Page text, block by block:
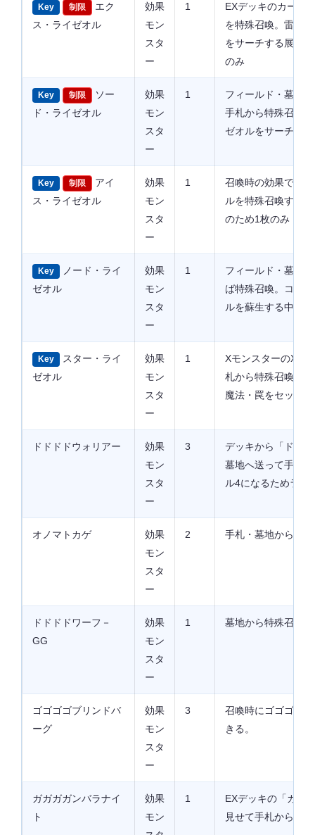
Key 制限
エク
ス・ライゼオル
効果
モン
スタ
ー
1
EXデッキのカード
を特殊召喚。雷族
をサーチする展開
のみ
Key 制限
ソー
ド・ライゼオル
効果
モン
スタ
ー
1
フィールド・墓地
手札から特殊召喚
ゼオルをサーチ。
Key 制限
アイ
ス・ライゼオル
効果
モン
スタ
ー
1
召喚時の効果でデ
ルを特殊召喚する
のため1枚のみ
Key
ノード・ライ
ゼオル
効果
モン
スタ
ー
1
フィールド・墓地
ば特殊召喚。コス
ルを蘇生する中継
Key
スター・ライ
ゼオル
効果
モン
スタ
ー
1
XモンスターのX素
札から特殊召喚。
魔法・罠をセット
ドドドドウォリアー
効果
モン
スタ
ー
3
デッキから「ドド
墓地へ送って手札
ル4になるためラン
オノマトカゲ
効果
モン
スタ
ー
2 手札・墓地から特
ドドドドワーフ－
GG
効果
モン
スタ
ー
1 墓地から特殊召喚
ゴゴゴゴブリンドバ
ーグ
効果
モン
スタ
ー
3
召喚時にゴゴゴモ
きる。
ガガガガンバラナイ
ト
効果
モン
1
EXデッキの「ガガ
見せて手札から特